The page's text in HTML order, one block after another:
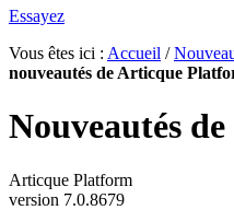
Essayez
Vous êtes ici : Accueil /
nouveautés de Articque
Nouveautés
Articque Platform
version 7.0.8679